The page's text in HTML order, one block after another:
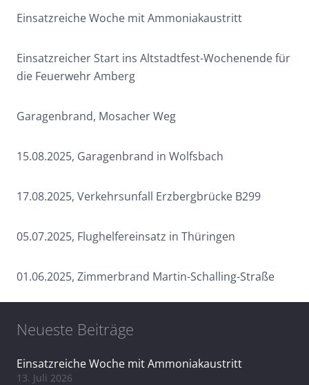
Einsatzreiche Woche mit Ammoniakaustritt
Einsatzreicher Start ins Altstadtfest-Wochenende für
die Feuerwehr Amberg
Garagenbrand, Mosacher Weg
15.08.2025, Garagenbrand in Wolfsbach
17.08.2025, Verkehrsunfall Erzbergbrücke B299
05.07.2025, Flughelfereinsatz in Thüringen
01.06.2025, Zimmerbrand Martin-Schalling-Straße
Neueste Beiträge
Einsatzreiche Woche mit Ammoniakaustritt
13. Juli 2026